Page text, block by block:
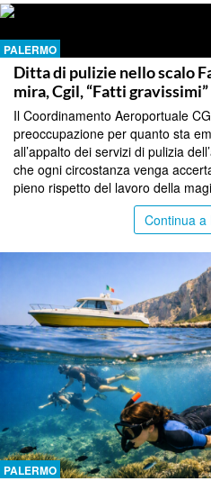
PALERMO
Ditta di pulizie nello scalo
mira, Cgil, “Fatti gravissimi”
Il Coordinamento Aeroportuale
preoccupazione per quanto sta
all’appalto dei servizi di pulizia
che ogni circostanza venga
pieno rispetto del lavoro della
Continua a
PALERMO